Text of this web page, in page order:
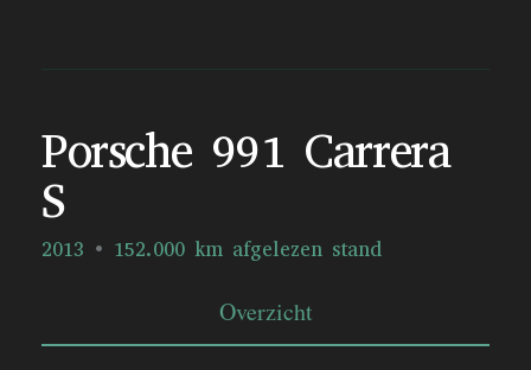
Porsche 991 Carrera
S
2013 152.000 km afgelezen stand
Overzicht